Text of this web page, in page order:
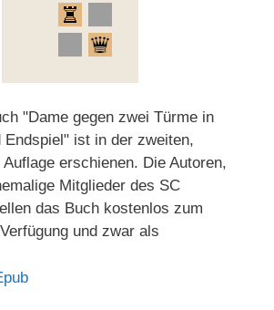
"Dame gegen zwei Türme in
Endspiel" ist in der zweiten,
erschienen. Die Autoren,
Mitglieder des SC
das Buch kostenlos zum
und zwar als